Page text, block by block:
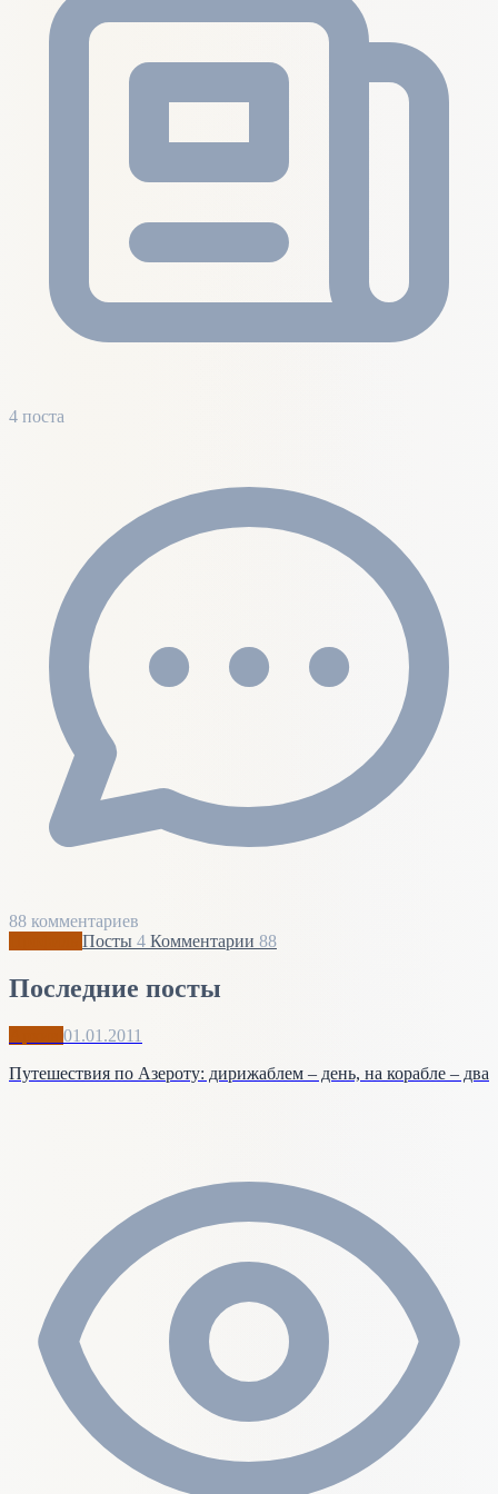
4 поста
88 комментариев
Посты 4 Комментарии 88
Последние посты
01.01.2011
Путешествия по Азероту: дирижаблем – день, на корабле – два